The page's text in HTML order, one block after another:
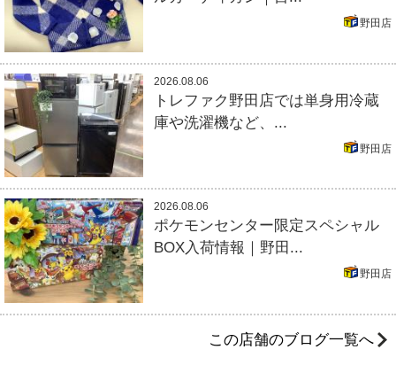
野田店
2026.08.06
トレファク野田店では単身用冷蔵
庫や洗濯機など、...
野田店
2026.08.06
ポケモンセンター限定スペシャル
BOX入荷情報｜野田...
野田店
この店舗のブログ一覧へ